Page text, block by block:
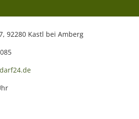
92280 Kastl bei Amberg